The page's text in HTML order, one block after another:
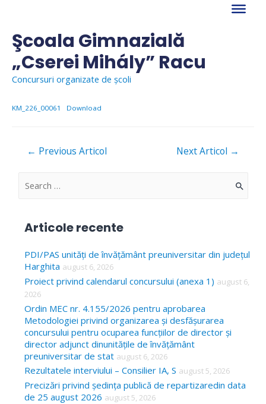
contentŞcoala Gimnazială
„Cserei Mihály” Racu
Concursuri organizate de școli
KM_226_00061 Download
Navigare
← Previous Articol Next Articol →
S
c
h
f
o
r
Articole recente
PDI/PAS unități de învățământ preuniversitar din județul
Harghita august 6, 2026
Proiect privind calendarul concursului (anexa 1) august 6,
2026
Ordin MEC nr. 4.155/2026 pentru aprobarea
Metodologiei privind organizarea și desfășurarea
concursului pentru ocuparea funcțiilor de director și
director adjunct dinunitățile de învățământ
preuniversitar de stat august 6, 2026
Rezultatele interviului – Consilier IA, S august 5, 2026
Precizări privind ședința publică de repartizaredin data
de 25 august 2026 august 5, 2026